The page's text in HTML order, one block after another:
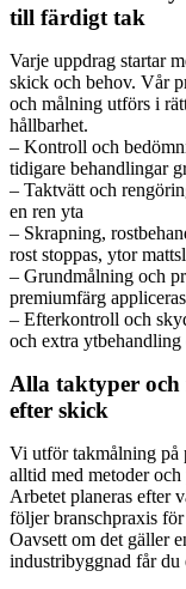
till färdigt tak
Varje uppdrag startar
skick och behov. Vår
och målning utförs i
hållbarhet.
– Kontroll och
tidigare behandlingar
– Taktvätt och
en ren yta
– Skrapning,
rost stoppas, ytor
– Grundmålning och
premiumfärg
– Efterkontroll och
och extra
Alla taktyper och
efter skick
Vi utför takmålning på
alltid med metoder
Arbetet planeras efter
följer branschpraxis
Oavsett om det gäller
industribyggnad får du